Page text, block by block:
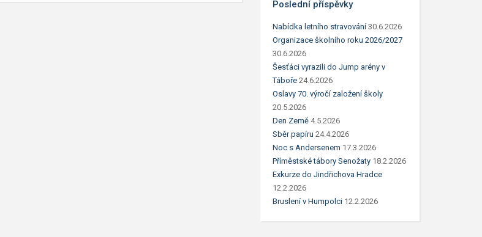
Poslední příspěvky
Nabídka letního stravování 30.6.2026
Organizace školního roku 2026/2027
30.6.2026
Šesťáci vyrazili do Jump arény v
Táboře 24.6.2026
Oslavy 70. výročí založení školy
20.5.2026
Den Země 4.5.2026
Sběr papíru 24.4.2026
Noc s Andersenem 17.3.2026
Příměstské tábory Senožaty 18.2.2026
Exkurze do Jindřichova Hradce
12.2.2026
Bruslení v Humpolci 12.2.2026